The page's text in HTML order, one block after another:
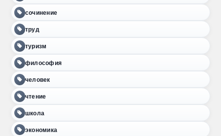
сочинение
труд
туризм
философия
человек
чтение
школа
экономика